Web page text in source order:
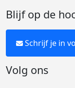
Blijf op de
Schrijf je in
Volg ons